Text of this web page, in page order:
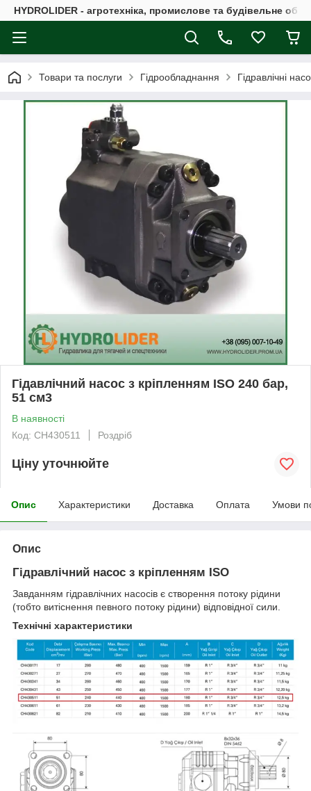
HYDROLIDER - агротехніка, промислове та будівельне
Товари та послуги Гідрообладнання Гідравлічні
Гідавлічний насос з кріпленням ISO 240 бар,
51 см3
В наявності
Код: CH430511
Роздріб
Ціну уточнюйте
Опис Характеристики Доставка Оплата Умови
Опис
Гідравлічний насос з кріпленням ISO
Завданням гідравлічних насосів є створення потоку рідини
(тобто витіснення певного потоку рідини) відповідної сили.
Технічні характеристики